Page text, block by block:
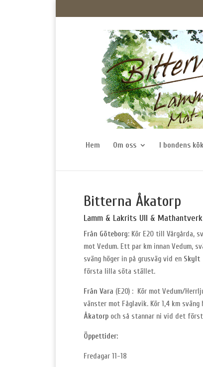
Hem Om oss I bondens kök
Bitterna Åkatorp
Lamm & Lakrits Ull & Mathantverk
Från Göteborg: Kör E20 till Vårgårda,
mot Vedum. Ett par km innan Vedum,
sväng höger in på grusväg vid en Skylt
första lilla söta stället.
Från Vara (E20) : Kör mot Vedum/
vänster mot Fåglavik. Kör 1,4 km
Åkatorp och så stannar ni vid det
Öppettider:
Fredagar 11-18